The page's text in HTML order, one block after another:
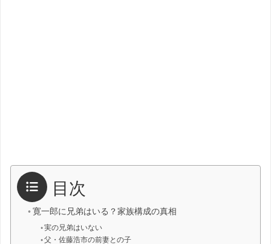
目次
寛一郎に兄弟はいる？家族構成の真相
実の兄弟はいない
父・佐藤浩市の前妻との子